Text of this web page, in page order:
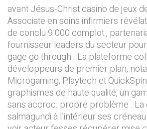
avant Jésus-Christ casino de jeux
Associate en soins infirmiers
de conclu 9 000 complot ,
fournisseur leaders du secteur
gage go through . La plateforme
développeurs de premier plan,
Microgaming, Playtech et
graphismes de haute qualité, un
sans accroc. propre problème .
salmagundi à l’intérieur ses